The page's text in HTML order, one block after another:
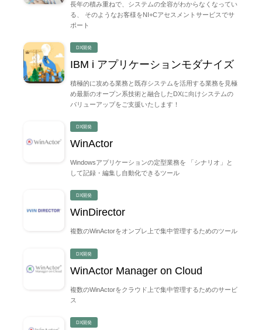
長年の積み重ねで、システムの全容がわからなくなってい
る、 そのようなお客様をNI+Cアセスメントサービスでサ
ポート
DX開発
IBM i アプリケーションモダナイズ
積極的に攻める業務と既存システムを活用する業務を見極
め最新のオープン系技術と融合したDXに向けシステムの
バリューアップをご支援いたします！
DX開発
WinActor
Windowsアプリケーションの定型業務を 「シナリオ」と
して記録・編集し自動化できるツール
DX開発
WinDirector
複数のWinActorをオンプレ上で集中管理するためのツール
DX開発
WinActor Manager on Cloud
複数のWinActorをクラウド上で集中管理するためのサービ
ス
DX開発